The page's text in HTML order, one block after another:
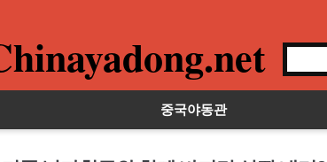
중국야동관